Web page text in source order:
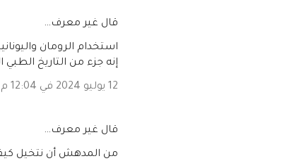
‏قال غير معرف…
استخدام الرومان
إنه جزء من التاريخ الطبي
12 يوليو 2024 في 12:04 م
‏قال غير معرف…
من المدهش أن نتخيل